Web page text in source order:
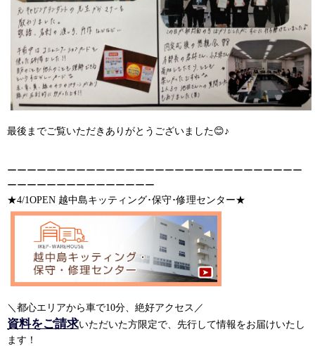
最後までご覧いただきありがとうございました😊♪
ーーーーーーーーーーーーーーーーーーーーーーーーーーーーーー
ーーーーーーーーーーーーーーー
★4/1OPEN 越中島キッティング･保守･修理センター★
＼都心エリアから車で10分、絶好アクセス／
資料をご請求いただいた方限定で、先行して情報をお届けいたし
ます！